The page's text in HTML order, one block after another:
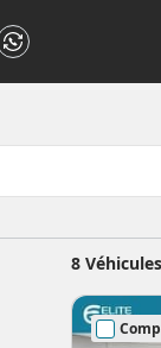
8 Véhicules